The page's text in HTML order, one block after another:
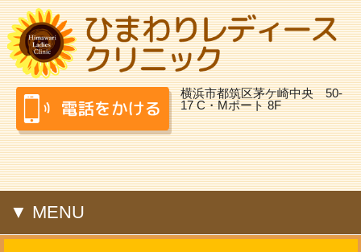
横浜市都筑区茅ケ崎中央 50-
17 C・Mポート 8F
▼ MENU